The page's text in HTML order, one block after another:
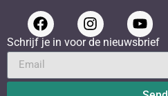
Schrijf je in voor de nieuwsbrief